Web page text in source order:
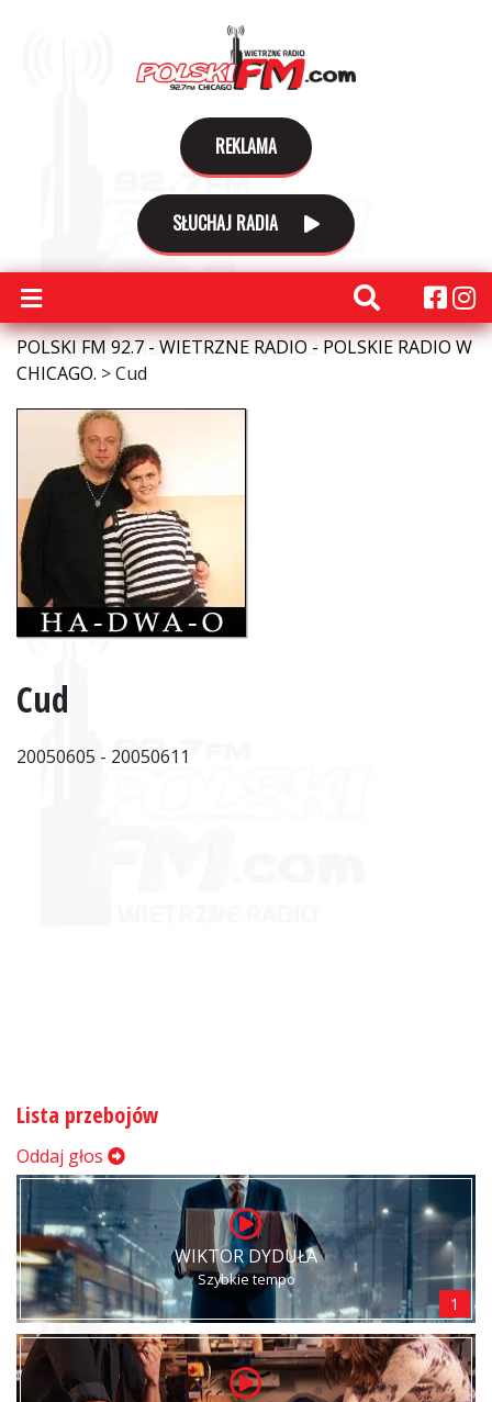
REKLAMA
SŁUCHAJ RADIA
POLSKI FM 92.7 - WIETRZNE RADIO - POLSKIE RADIO W
CHICAGO. >Cud
Cud
20050605 - 20050611
Lista przebojów
Oddaj głos
WIKTOR DYDUŁA
Szybkie tempo
1